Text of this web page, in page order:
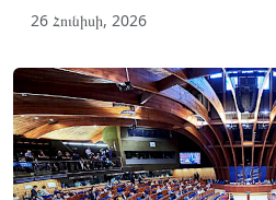
26 Հունիսի, 2026